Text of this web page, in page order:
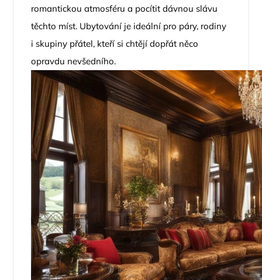
romantickou atmosféru a pocítit dávnou slávu
těchto míst. Ubytování je ideální pro páry, rodiny
i skupiny přátel, kteří si chtějí dopřát něco
opravdu nevšedního.